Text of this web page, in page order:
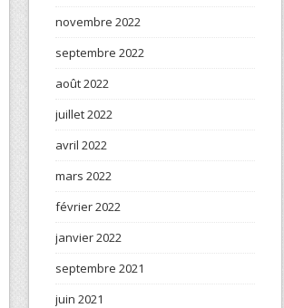
novembre 2022
septembre 2022
août 2022
juillet 2022
avril 2022
mars 2022
février 2022
janvier 2022
septembre 2021
juin 2021